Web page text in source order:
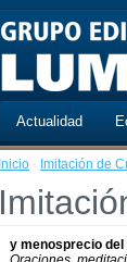
Actualidad
Inicio · Imitación de
y menosprecio del